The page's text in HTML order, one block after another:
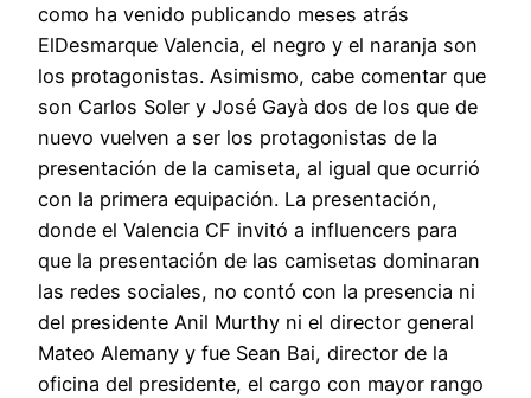
como ha venido publicando meses atrás
ElDesmarque Valencia, el negro y el naranja son
los protagonistas. Asimismo, cabe comentar que
son Carlos Soler y José Gayà dos de los que de
nuevo vuelven a ser los protagonistas de la
presentación de la camiseta, al igual que ocurrió
con la primera equipación. La presentación,
donde el Valencia CF invitó a influencers para
que la presentación de las camisetas dominaran
las redes sociales, no contó con la presencia ni
del presidente Anil Murthy ni el director general
Mateo Alemany y fue Sean Bai, director de la
oficina del presidente, el cargo con mayor rango